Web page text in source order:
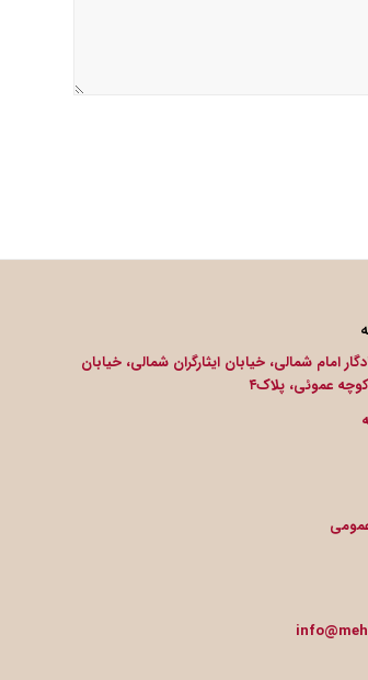
امام شمالی، خیابان ایثارگران شمالی، خیابان
کوچه عموئی، پلاک۴